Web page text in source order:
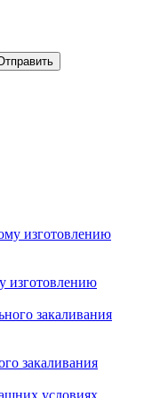
изготовлению
закаливания